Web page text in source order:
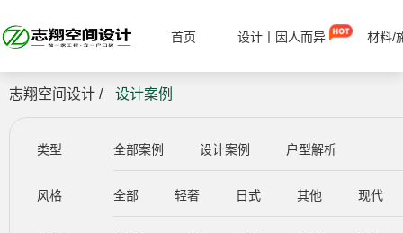
首页 设计丨因人而异 材料/
志翔空间设计 / 设计案例
类型 全部案例 设计案例 户型解析
风格 全部 轻奢 日式 其他 现代